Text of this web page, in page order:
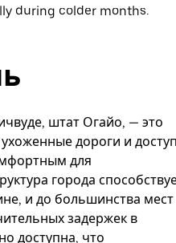
during colder months.
штат Огайо, — это
дороги и
для
города
и до большинства мест
задержек в
доступна, что